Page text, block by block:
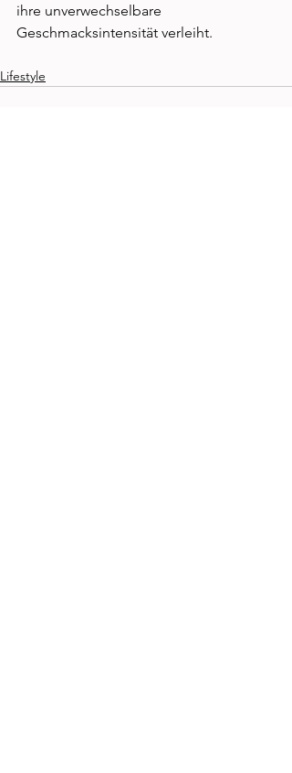
ihre unverwechselbare
Geschmacksintensität verleiht.
Lifestyle